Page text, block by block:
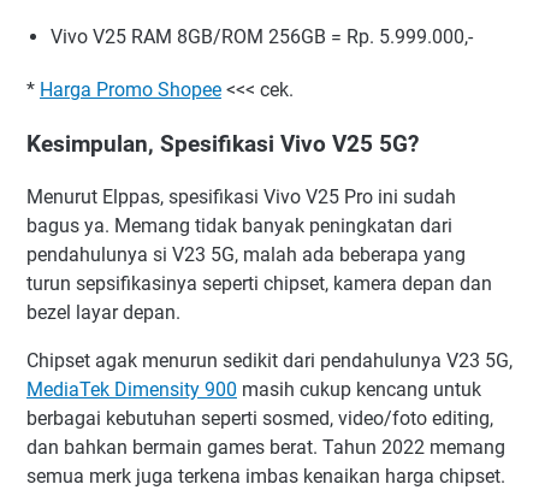
Vivo V25 RAM 8GB/ROM 256GB = Rp. 5.999.000,-
* Harga Promo Shopee <<< cek.
Kesimpulan, Spesifikasi Vivo V25 5G?
Menurut Elppas, spesifikasi Vivo V25 Pro ini sudah
bagus ya. Memang tidak banyak peningkatan dari
pendahulunya si V23 5G, malah ada beberapa yang
turun sepsifikasinya seperti chipset, kamera depan dan
bezel layar depan.
Chipset agak menurun sedikit dari pendahulunya V23 5G,
MediaTek Dimensity 900 masih cukup kencang untuk
berbagai kebutuhan seperti sosmed, video/foto editing,
dan bahkan bermain games berat. Tahun 2022 memang
semua merk juga terkena imbas kenaikan harga chipset.